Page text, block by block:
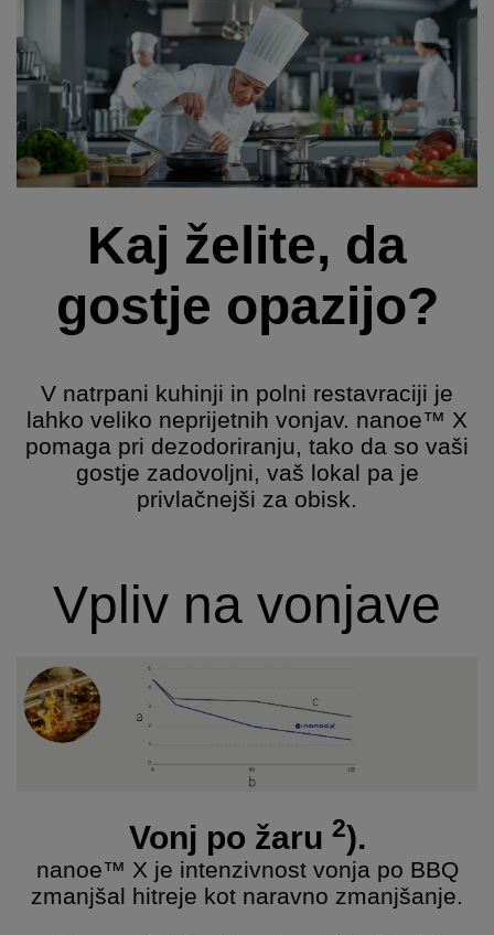
Kaj želite, da
gostje opazijo?
V natrpani kuhinji in polni restavraciji je
lahko veliko neprijetnih vonjav. nanoe™ X
pomaga pri dezodoriranju, tako da so vaši
gostje zadovoljni, vaš lokal pa je
privlačnejši za obisk.
Vpliv na vonjave
Vonj po žaru 2).
nanoe™ X je intenzivnost vonja po BBQ
zmanjšal hitreje kot naravno zmanjšanje.